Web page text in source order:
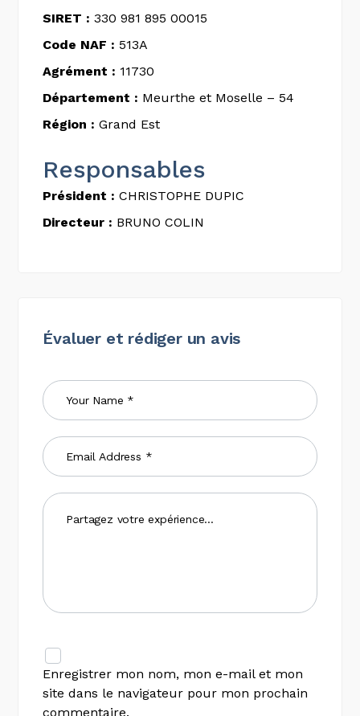
SIRET : 330 981 895 00015
Code NAF : 513A
Agrément : 11730
Département : Meurthe et Moselle – 54
Région : Grand Est
Responsables
Président : CHRISTOPHE DUPIC
Directeur : BRUNO COLIN
Évaluer et rédiger un avis
Enregistrer mon nom, mon e-mail et mon
site dans le navigateur pour mon prochain
commentaire.